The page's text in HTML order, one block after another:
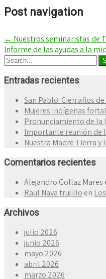
Post navigation
← Nuestros seminaristas de
Informe de las ayudas a la
Entradas recientes
San Pablo: Cien años
Mujeres indígenas
Pronunciamiento de la
Importante reunión de
Nuestra Madre Tierra
Comentarios recientes
Alejandro Gollaz Mares
Raul Nava trujillo en
Archivos
julio 2026
junio 2026
mayo 2026
abril 2026
marzo 2026